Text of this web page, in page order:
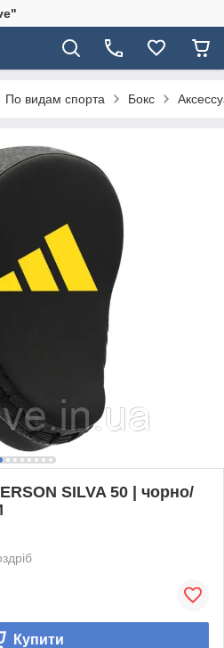
По видам спорта Бокс
SILVA 50 | чорно/
Купити